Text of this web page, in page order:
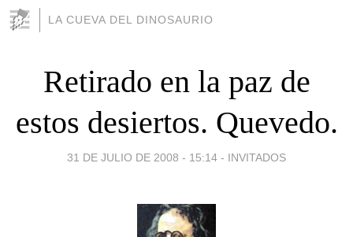
LA CUEVA DEL DINOSAURIO
Retirado en la paz de
estos desiertos. Quevedo.
31 DE JULIO DE 2008 - 15:14 - INVITADOS